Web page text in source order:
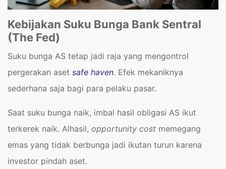
Kebijakan Suku Bunga Bank Sentral
(The Fed)
Suku bunga AS tetap jadi raja yang mengontrol
pergerakan aset safe haven. Efek mekaniknya
sederhana saja bagi para pelaku pasar.
Saat suku bunga naik, imbal hasil obligasi AS ikut
terkerek naik. Alhasil, opportunity cost memegang
emas yang tidak berbunga jadi ikutan turun karena
investor pindah aset.